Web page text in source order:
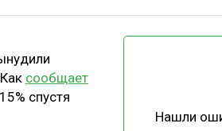
ОТРАСЛЕВАЯ ДИСКУССИЯ
сообщает
спустя
Нашли